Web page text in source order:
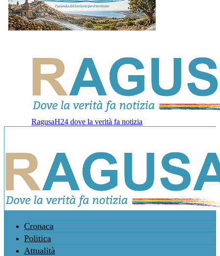
RagusaH24 dove la verità fa notizia
Cronaca
Politica
Attualità